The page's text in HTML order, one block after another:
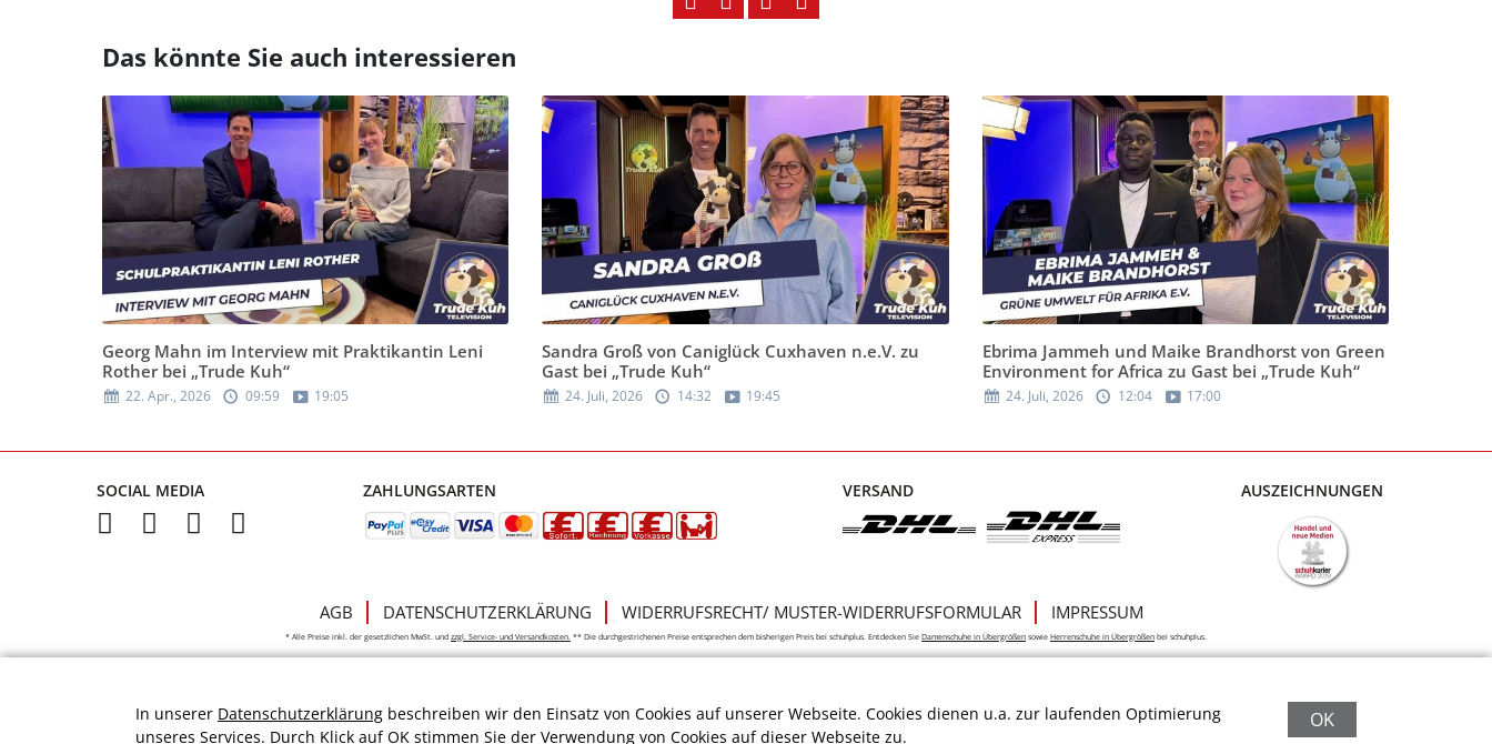
Das könnte Sie auch interessieren
Georg Mahn im Interview mit Praktikantin Leni
Rother bei „Trude Kuh“
22. Apr., 2026 09:59 19:05
Sandra Groß von Caniglück Cuxhaven n.e.V. zu
Gast bei „Trude Kuh“
24. Juli, 2026 14:32 19:45
Ebrima Jammeh und Maike Brandhorst von Green
Environment for Africa zu Gast bei „Trude Kuh“
24. Juli, 2026 12:04 17:00
SOCIAL MEDIA ZAHLUNGSARTEN VERSAND AUSZEICHNUNGEN
AGB DATENSCHUTZERKLÄRUNG WIDERRUFSRECHT/ MUSTER-WIDERRUFSFORMULAR IMPRESSUM
* Alle Preise inkl. der gesetzlichen MwSt. und zzgl. Service- und Versandkosten. ** Die durchgestrichenen Preise entsprechen dem bisherigen Preis bei schuhplus. Entdecken Sie Damenschuhe in Übergrößen sowie Herrenschuhe in Übergrößen bei schuhplus.
In unserer Datenschutzerklärung beschreiben wir den Einsatz von Cookies auf unserer Webseite. Cookies dienen u.a. zur laufenden Optimierung
unseres Services. Durch Klick auf OK stimmen Sie der Verwendung von Cookies auf dieser Webseite zu.
OK